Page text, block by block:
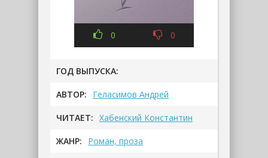
0 0
ГОД ВЫПУСКА:
АВТОР: Геласимов Андрей
ЧИТАЕТ: Хабенский Константин
ЖАНР: Роман, проза